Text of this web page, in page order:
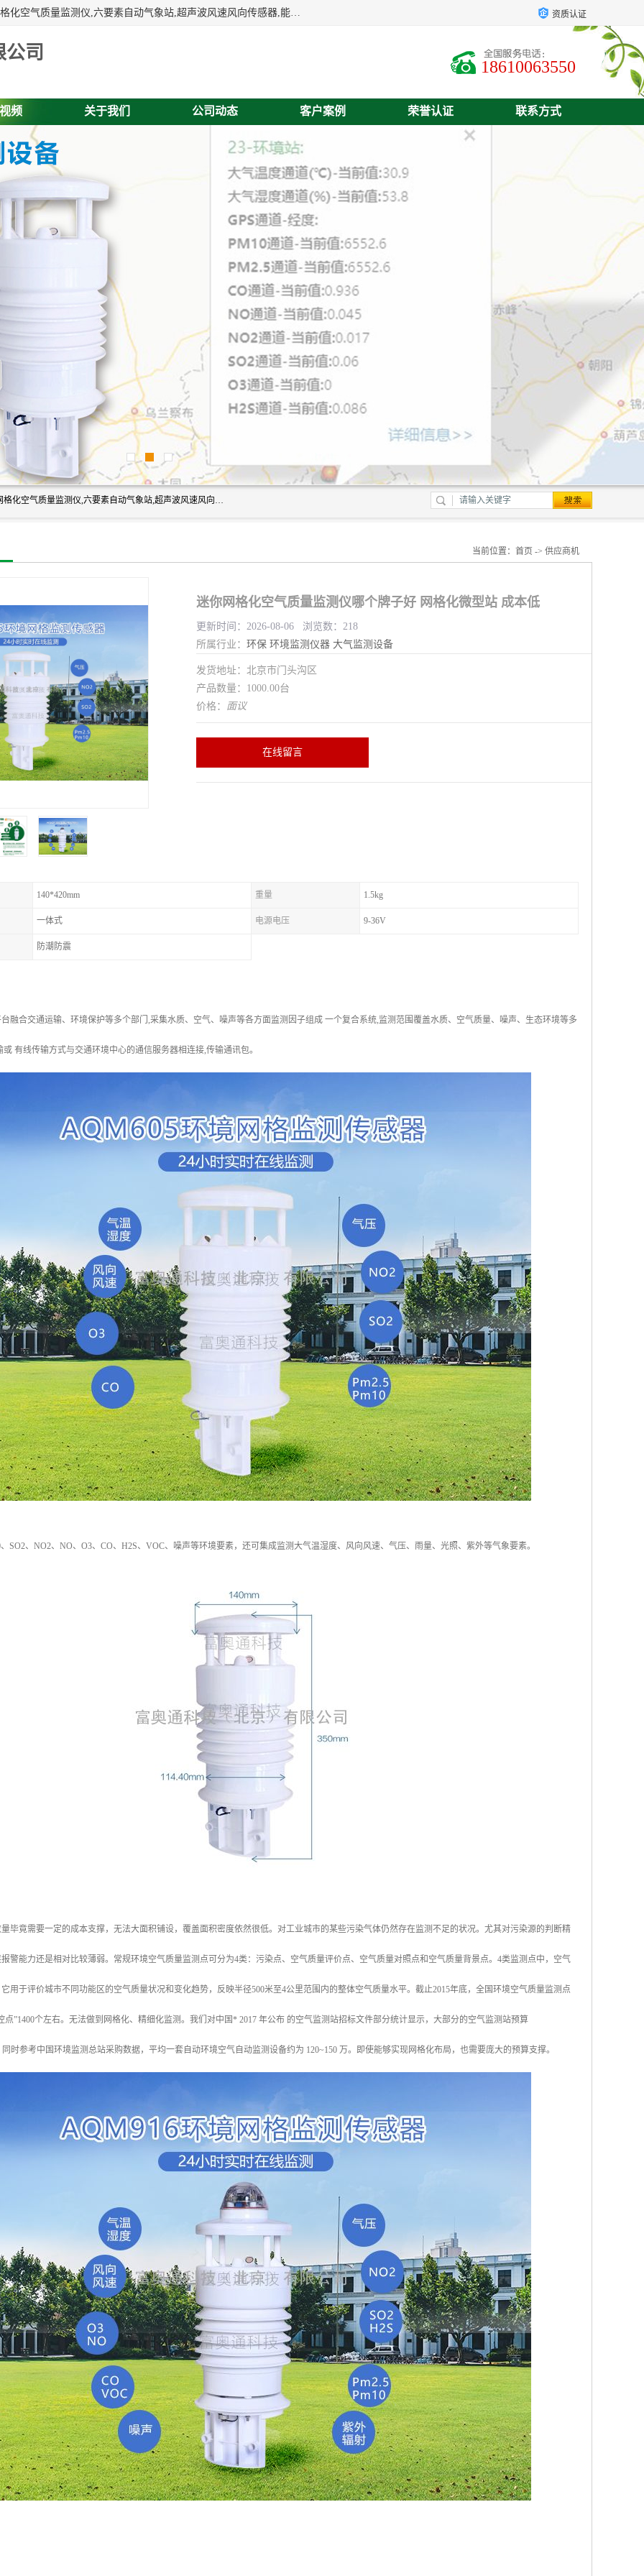
富奥通科技主营：气象五参数,气象六要素,微型自动气象站,网格化空气质量监测仪,六要素自动气象站,超声波风速风向传感器,能见度仪,大气微型站,交通自动气象站,高速路面结冰监测,路面状况传感器等。 资质认证
司
18610063550
频 关于我们 公司动态 客户案例 荣誉认证 联系方式
富奥通科技主营：气象五参数,气象六要素,微型自动气象站,网格化空气质量监测仪,六要素自动气象站,超声波风速风向传感器,能见度仪,大气微型站,交通自动气象站,高速路面结冰监测,路面状况传感器等。
当前位置： 首页 -> 供应商机
迷你网格化空气质量监测仪哪个牌子好 网格化微型站 成本低
更新时间：2026-08-06 浏览数：218
所属行业： 环保 环境监测仪器 大气监测设备
发货地址：北京市门头沟区
产品数量：1000.00台
价格： 面议
在线留言
140*420mm 重量 1.5kg
一体式 电源电压 9-36V
防潮防震
融合交通运输、环境保护等多个部门,采集水质、空气、噪声等各方面监测因子组成 一个复合系统,监测范围覆盖水质、空气质量、噪声、生态环境等多
有线传输方式与交通环境中心的通信服务器相连接,传输通讯包。
、SO2、NO2、NO、O3、CO、H2S、VOC、噪声等环境要素，还可集成监测大气温湿度、风向风速、气压、雨量、光照、紫外等气象要素。
毕竟需要一定的成本支撑，无法大面积铺设，覆盖面积密度依然很低。对工业城市的某些污染气体仍然存在监测不足的状况。尤其对污染源的判断精
警能力还是相对比较薄弱。常规环境空气质量监测点可分为4类：污染点、空气质量评价点、空气质量对照点和空气质量背景点。4类监测点中，空气
用于评价城市不同功能区的空气质量状况和变化趋势，反映半径500米至4公里范围内的整体空气质量水平。截止2015年底，全国环境空气质量监测点
点”1400个左右。无法做到网格化、精细化监测。我们对中国* 2017 年公布 的空气监测站招标文件部分统计显示，大部分的空气监测站预算
同时参考中国环境监测总站采购数据，平均一套自动环境空气自动监测设备约为 120~150 万。即使能够实现网格化布局，也需要庞大的预算支撑。